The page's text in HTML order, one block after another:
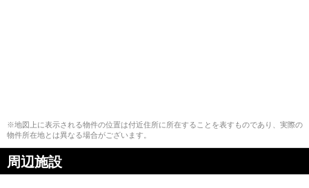
※地図上に表示される物件の位置は付近住所に所在することを表すものであり、実際の
物件所在地とは異なる場合がございます。
周辺施設